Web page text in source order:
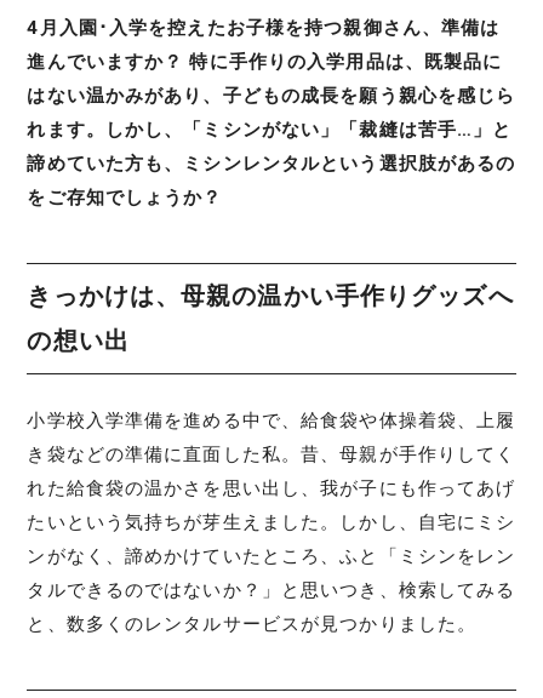
k p
4月入園･入学を控えたお子様を持つ親御さん、準備は
進んでいますか？ 特に手作りの入学用品は、既製品に
はない温かみがあり、子どもの成長を願う親心を感じら
れます。しかし、「ミシンがない」「裁縫は苦手…」と
諦めていた方も、ミシンレンタルという選択肢があるの
をご存知でしょうか？
きっかけは、母親の温かい手作りグッズへ
の想い出
小学校入学準備を進める中で、給食袋や体操着袋、上履
き袋などの準備に直面した私。昔、母親が手作りしてく
れた給食袋の温かさを思い出し、我が子にも作ってあげ
たいという気持ちが芽生えました。しかし、自宅にミシ
ンがなく、諦めかけていたところ、ふと「ミシンをレン
タルできるのではないか？」と思いつき、検索してみる
と、数多くのレンタルサービスが見つかりました。